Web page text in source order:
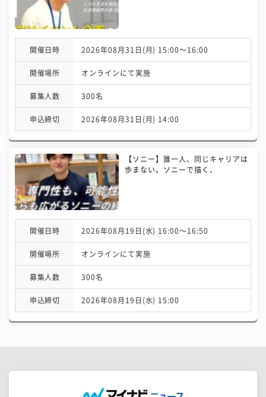
開催日時 2026年08月31日(月) 15:00〜16:00
開催場所 オンラインにて実施
募集人数 300名
申込締切 2026年08月31日(月) 14:00
【ソニー】誰一人、同じキャリアは
歩まない。ソニーで描く、
開催日時 2026年08月19日(水) 16:00〜16:50
開催場所 オンラインにて実施
募集人数 300名
申込締切 2026年08月19日(水) 15:00